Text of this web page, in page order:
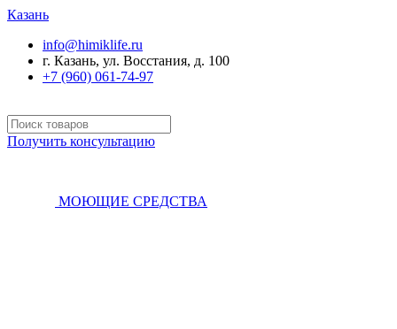
Казань
info@himiklife.ru
г. Казань, ул. Восстания, д. 100
+7 (960) 061-74-97
Получить консультацию
МОЮЩИЕ СРЕДСТВА